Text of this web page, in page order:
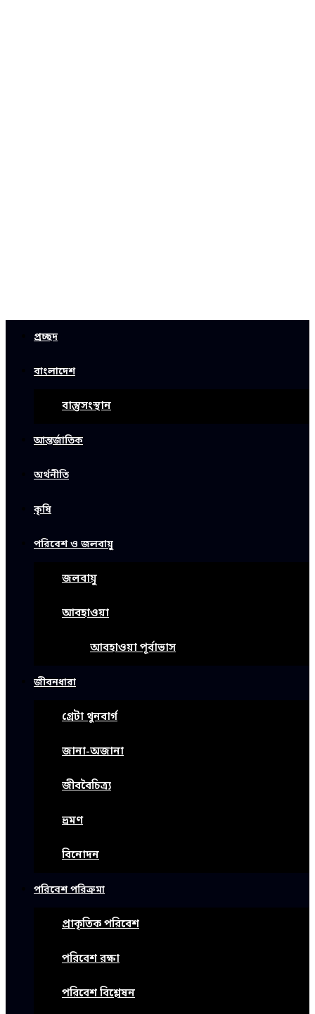
প্রচ্ছদ
বাংলাদেশ
বাস্তুসংস্থান
আন্তর্জাতিক
অর্থনীতি
কৃষি
পরিবেশ ও জলবায়ু
জলবায়ু
আবহাওয়া
আবহাওয়া পূর্বাভাস
জীবনধারা
গ্রেটা থুনবার্গ
জানা-অজানা
জীববৈচিত্র্য
ভ্রমণ
বিনোদন
পরিবেশ পরিক্রমা
প্রাকৃতিক পরিবেশ
পরিবেশ রক্ষা
পরিবেশ বিশ্লেষন